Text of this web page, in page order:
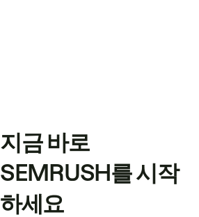
지금 바로
SEMRUSH를 시작
하세요